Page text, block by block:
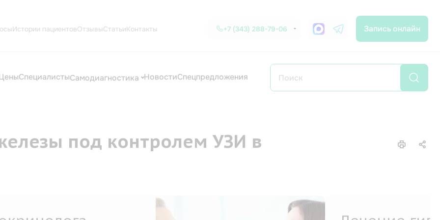
Истории пациентовОтзывыСтатьиКонтакты +7 (343) 288-79-06 Запись онлайн
СпециалистыСамодиагностика НовостиСпецпредложения
под контролем УЗИ в